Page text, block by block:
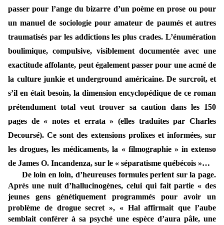
passer pour l’ange du bizarre d’un poème en prose ou pour
un manuel de sociologie pour amateur de paumés et autres
traumatisés par les addictions les plus crades. L’énumération
boulimique, compulsive, visiblement documentée avec une
exactitude affolante, peut également passer pour une acmé de
la culture junkie et underground américaine. De surcroît, et
s’il en était besoin, la dimension encyclopédique de ce roman
prétendument total veut trouver sa caution dans les 150
pages de « notes et errata » (elles traduites par Charles
Decoursé). Ce sont des extensions prolixes et informées, sur
les drogues, les médicaments, la « filmographie » in extenso
de James O. Incandenza, sur le « séparatisme québécois »…
De loin en loin, d’heureuses formules perlent sur la page.
Après une nuit d’hallucinogènes, celui qui fait partie « des
jeunes gens génétiquement programmés pour avoir un
problème de drogue secret », « Hal affirmait que l’aube
semblait conférer à sa psyché une espèce d’aura pâle, une